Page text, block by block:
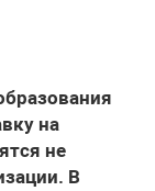
на
не
В